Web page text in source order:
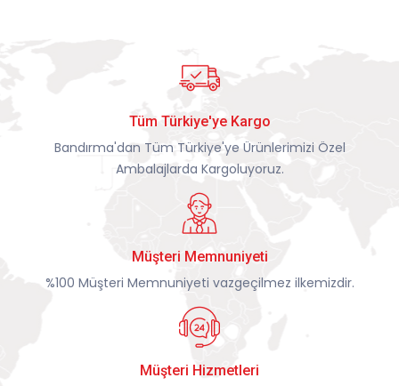
Tüm Türkiye'ye Kargo
Bandırma'dan Tüm Türkiye'ye Ürünlerimizi Özel
Ambalajlarda Kargoluyoruz.
Müşteri Memnuniyeti
%100 Müşteri Memnuniyeti vazgeçilmez ilkemizdir.
Müşteri Hizmetleri